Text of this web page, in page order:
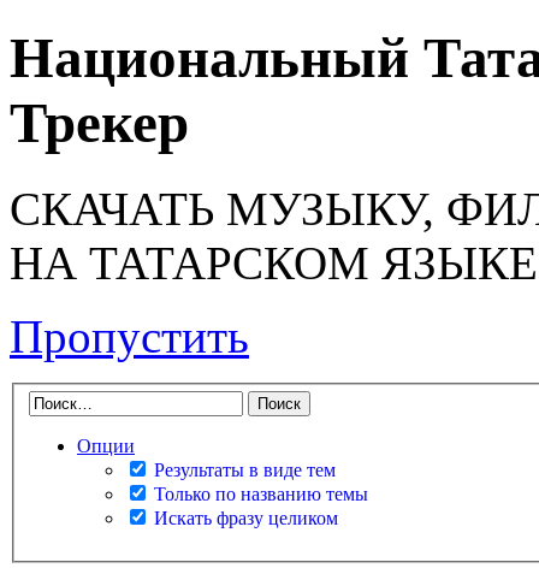
Национальный
Трекер
СКАЧАТЬ МУЗЫКУ,
НА ТАТАРСКОМ ЯЗЫКЕ
Пропустить
Опции
Результаты в виде тем
Только по названию темы
Искать фразу целиком